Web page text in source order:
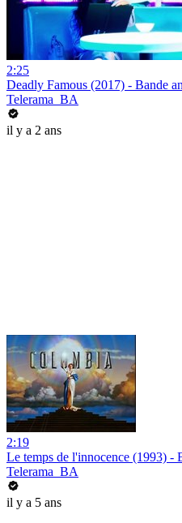
2:25
Deadly Famous (2017) - Bande
Telerama_BA
il y a 2 ans
2:19
Le temps de l'innocence (1993) -
Telerama_BA
il y a 5 ans